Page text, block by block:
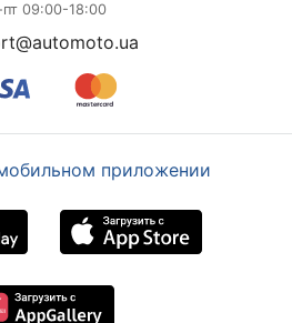
пт 09:00-18:00
приложении